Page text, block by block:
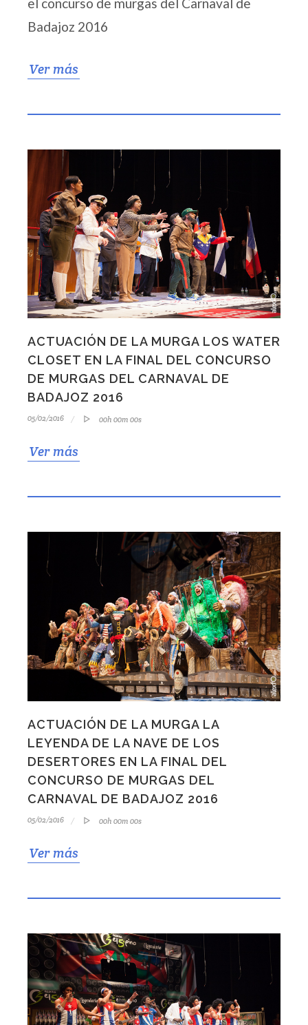
Badajoz 2016
Ver más
ACTUACIÓN DE LA MURGA LOS WATER
CLOSET EN LA FINAL DEL CONCURSO
DE MURGAS DEL CARNAVAL DE
BADAJOZ 2016
05/02/2016 00h 00m 00s
Ver más
ACTUACIÓN DE LA MURGA LA
LEYENDA DE LA NAVE DE LOS
DESERTORES EN LA FINAL DEL
CONCURSO DE MURGAS DEL
CARNAVAL DE BADAJOZ 2016
05/02/2016 00h 00m 00s
Ver más